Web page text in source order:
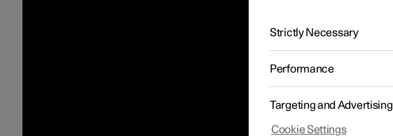
Strictly Necessary
Performance
Targeting and Advertising
Cookie Settings